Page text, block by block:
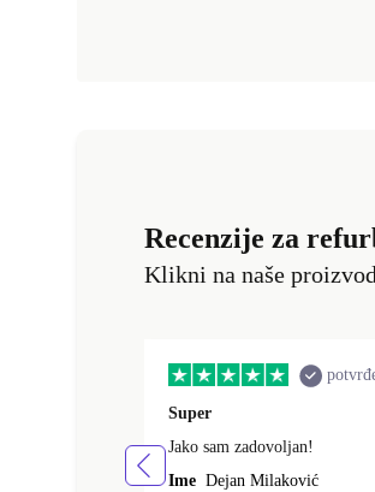
Recenzije za
Klikni na naše
Super
Jako sam zadovoljan!
Ime Dejan Milaković